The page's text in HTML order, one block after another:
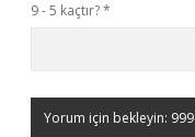
9 - 5 kaçtır?*